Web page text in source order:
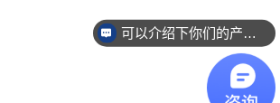
可以介绍下你们的产品么？
销售负责人联系方式是多少？